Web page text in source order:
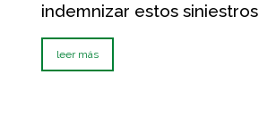
indemnizar estos siniestros
leer más